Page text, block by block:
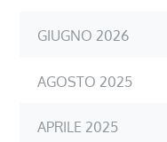
GIUGNO 2026
AGOSTO 2025
APRILE 2025